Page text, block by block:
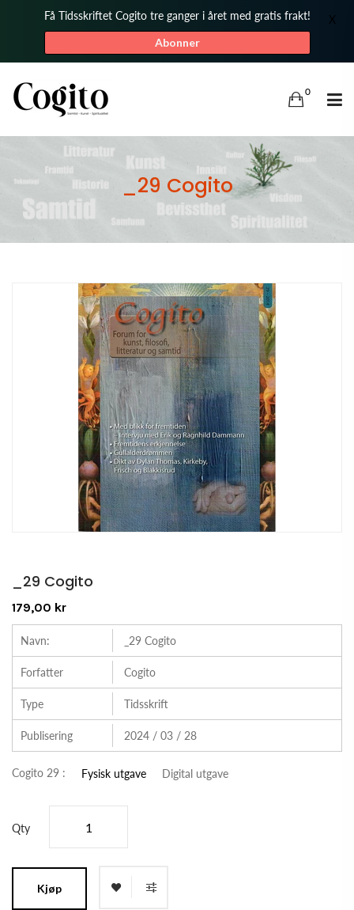
Få Tidsskriftet Cogito tre ganger i året med gratis frakt!
Abonner
X
0
_29 Cogito
_29 Cogito
179,00 kr
Navn: _29 Cogito
Forfatter Cogito
Type Tidsskrift
Publisering 2024 / 03 / 28
Cogito 29 : Fysisk utgave Digital utgave
Qty
Kjøp